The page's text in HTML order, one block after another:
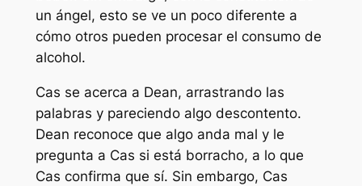
un ángel, esto se ve un poco diferente a
cómo otros pueden procesar el consumo de
alcohol.
Cas se acerca a Dean, arrastrando las
palabras y pareciendo algo descontento.
Dean reconoce que algo anda mal y le
pregunta a Cas si está borracho, a lo que
Cas confirma que sí. Sin embargo, Cas